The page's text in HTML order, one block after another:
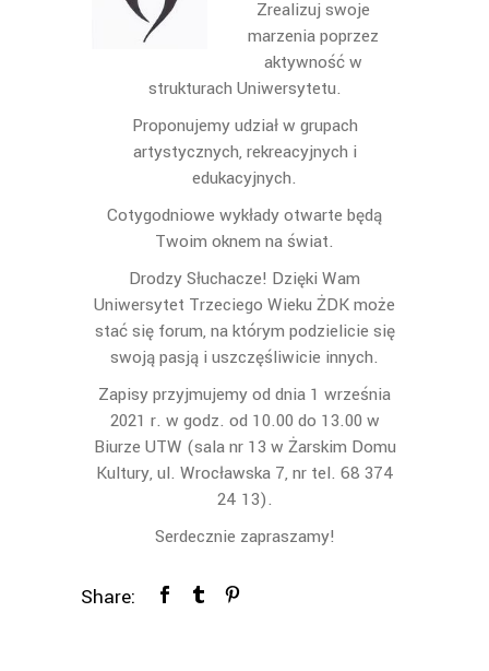
Zrealizuj swoje
marzenia poprzez
aktywność w
strukturach Uniwersytetu.
Proponujemy udział w grupach
artystycznych, rekreacyjnych i
edukacyjnych.
Cotygodniowe wykłady otwarte będą
Twoim oknem na świat.
Drodzy Słuchacze! Dzięki Wam
Uniwersytet Trzeciego Wieku ŻDK może
stać się forum, na którym podzielicie się
swoją pasją i uszczęśliwicie innych.
Zapisy przyjmujemy od dnia 1 września
2021 r. w godz. od 10.00 do 13.00 w
Biurze UTW (sala nr 13 w Żarskim Domu
Kultury, ul. Wrocławska 7, nr tel. 68 374
24 13).
Serdecznie zapraszamy!
Share: